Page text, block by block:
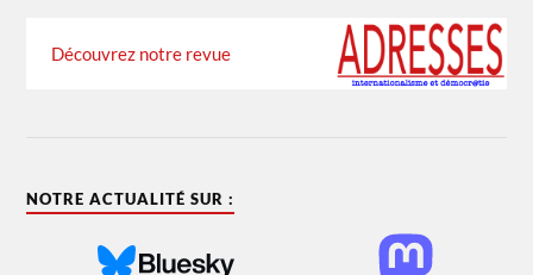
Découvrez notre revue
NOTRE ACTUALITÉ SUR :